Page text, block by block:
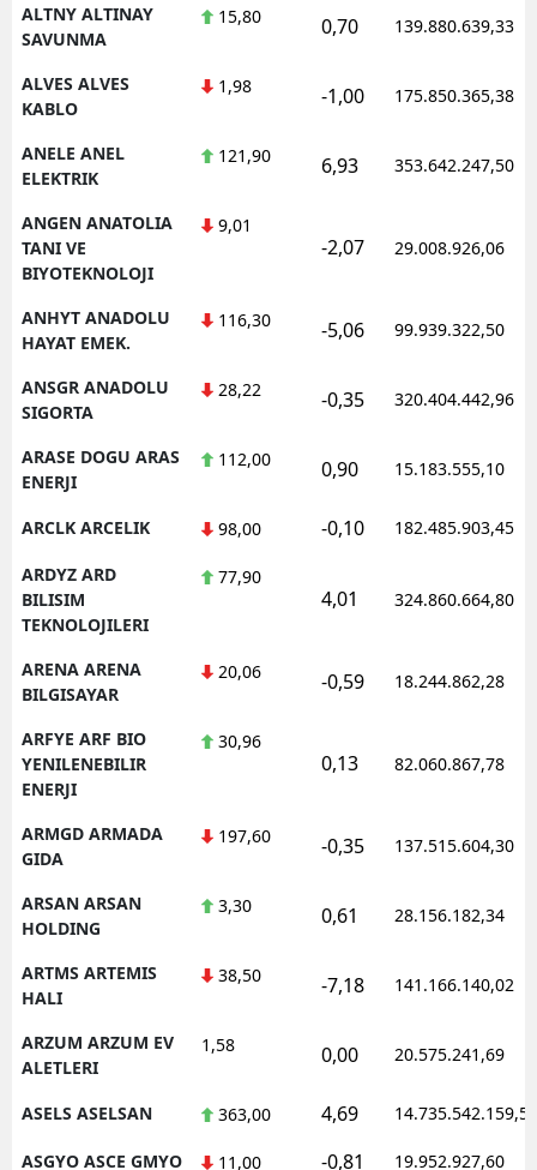
ALTNY ALTINAY
SAVUNMA
15,80 0,70 139.880.639,33
ALVES ALVES
KABLO
1,98 -1,00 175.850.365,38
ANELE ANEL
ELEKTRIK
121,90 6,93 353.642.247,50
ANGEN ANATOLIA
TANI VE
BIYOTEKNOLOJI
9,01
-2,07 29.008.926,06
ANHYT ANADOLU
HAYAT EMEK.
116,30 -5,06 99.939.322,50
ANSGR ANADOLU
SIGORTA
28,22 -0,35 320.404.442,96
ARASE DOGU ARAS
ENERJI
112,00 0,90 15.183.555,10
ARCLK ARCELIK 98,00 -0,10 182.485.903,45
ARDYZ ARD
BILISIM
TEKNOLOJILERI
77,90
4,01 324.860.664,80
ARENA ARENA
BILGISAYAR
20,06 -0,59 18.244.862,28
ARFYE ARF BIO
YENILENEBILIR
ENERJI
30,96
0,13 82.060.867,78
ARMGD ARMADA
GIDA
197,60 -0,35 137.515.604,30
ARSAN ARSAN
HOLDING
3,30 0,61 28.156.182,34
ARTMS ARTEMIS
HALI
38,50 -7,18 141.166.140,02
ARZUM ARZUM EV
ALETLERI
1,58 0,00 20.575.241,69
ASELS ASELSAN 363,00 4,69 14.735.542.159,50
ASGYO ASCE GMYO 11,00 -0,81 19.952.927,60